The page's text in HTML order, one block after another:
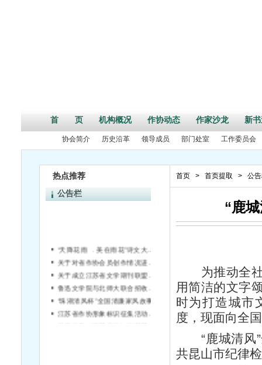
首 页 机构概况 作协动态 作家沙龙 新
协会简介 历史沿革 领导成员 部门处室 工作委员会
热点推荐
公告栏
首页 > 首页提取 > 公
“鹿
为推动全社
用简洁的文字
时为打造城市
度，现面向全
“鹿城清风”
共昆山市纪律